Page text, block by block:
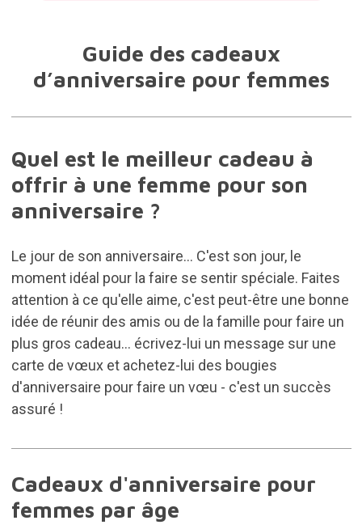
Guide des cadeaux
d’anniversaire pour femmes
Quel est le meilleur cadeau à
offrir à une femme pour son
anniversaire ?
Le jour de son anniversaire... C'est son jour, le
moment idéal pour la faire se sentir spéciale. Faites
attention à ce qu'elle aime, c'est peut-être une bonne
idée de réunir des amis ou de la famille pour faire un
plus gros cadeau... écrivez-lui un message sur une
carte de vœux et achetez-lui des bougies
d'anniversaire pour faire un vœu - c'est un succès
assuré !
Cadeaux d'anniversaire pour
femmes par âge